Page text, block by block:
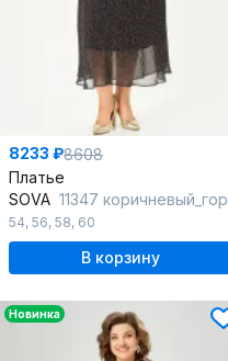
8233 ₽8608
Платье
SOVA 11347 коричневый_горох
54, 56, 58, 60
В корзину
Новинка